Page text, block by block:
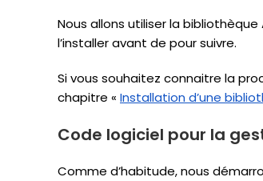
Nous allons utiliser la bibliothèque
l’installer avant de pour suivre.
Si vous souhaitez connaitre la
chapitre « Installation d’une
Code logiciel pour la
Comme d’habitude, nous